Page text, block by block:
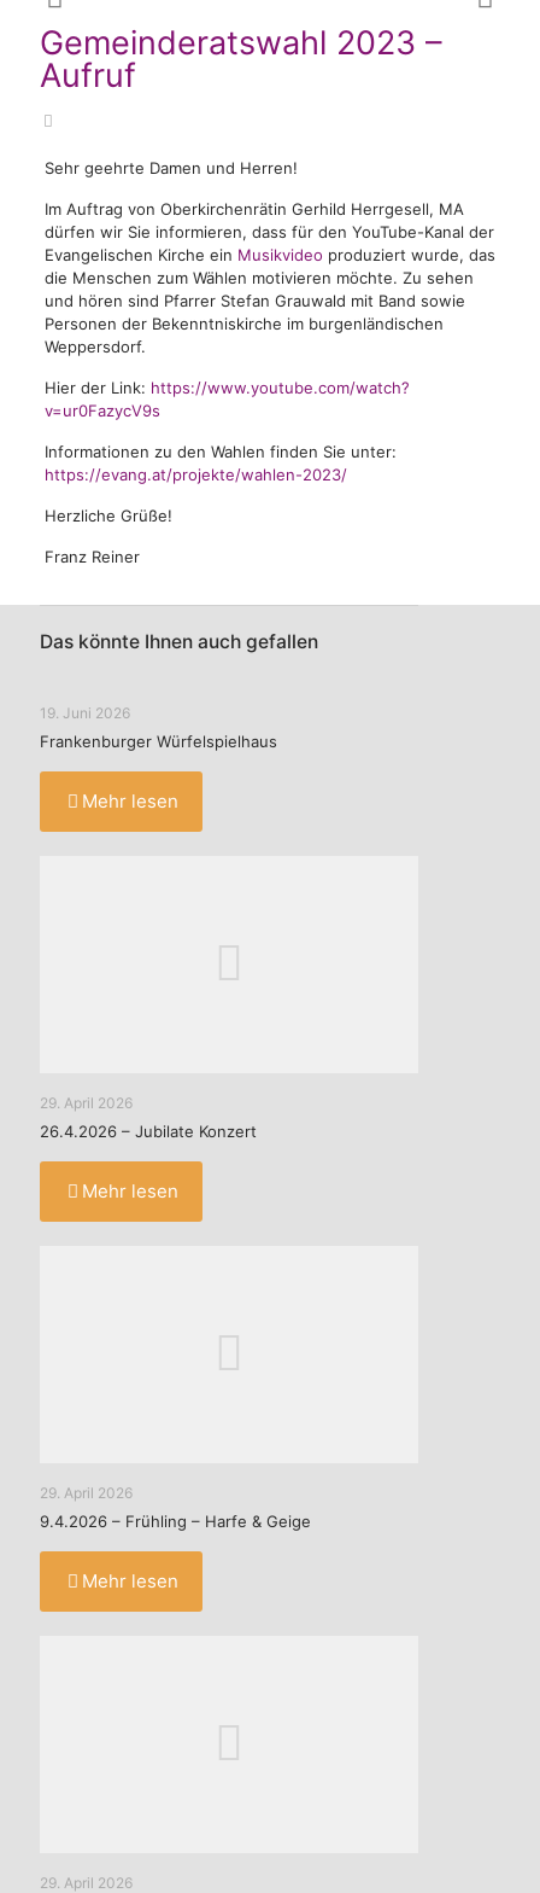
Gemeinderatswahl 2023 –
Aufruf
Sehr geehrte Damen und Herren!
Im Auftrag von Oberkirchenrätin Gerhild Herrgesell, MA
dürfen wir Sie informieren, dass für den YouTube-Kanal der
Evangelischen Kirche ein Musikvideo produziert wurde, das
die Menschen zum Wählen motivieren möchte. Zu sehen
und hören sind Pfarrer Stefan Grauwald mit Band sowie
Personen der Bekenntniskirche im burgenländischen
Weppersdorf.
Hier der Link: https://www.youtube.com/watch?
v=ur0FazycV9s
Informationen zu den Wahlen finden Sie unter:
https://evang.at/projekte/wahlen-2023/
Herzliche Grüße!
Franz Reiner
Das könnte Ihnen auch gefallen
19. Juni 2026
Frankenburger Würfelspielhaus
Mehr lesen
29. April 2026
26.4.2026 – Jubilate Konzert
Mehr lesen
29. April 2026
9.4.2026 – Frühling – Harfe & Geige
Mehr lesen
29. April 2026